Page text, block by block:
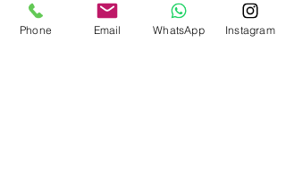
Phone Email WhatsApp Instagram